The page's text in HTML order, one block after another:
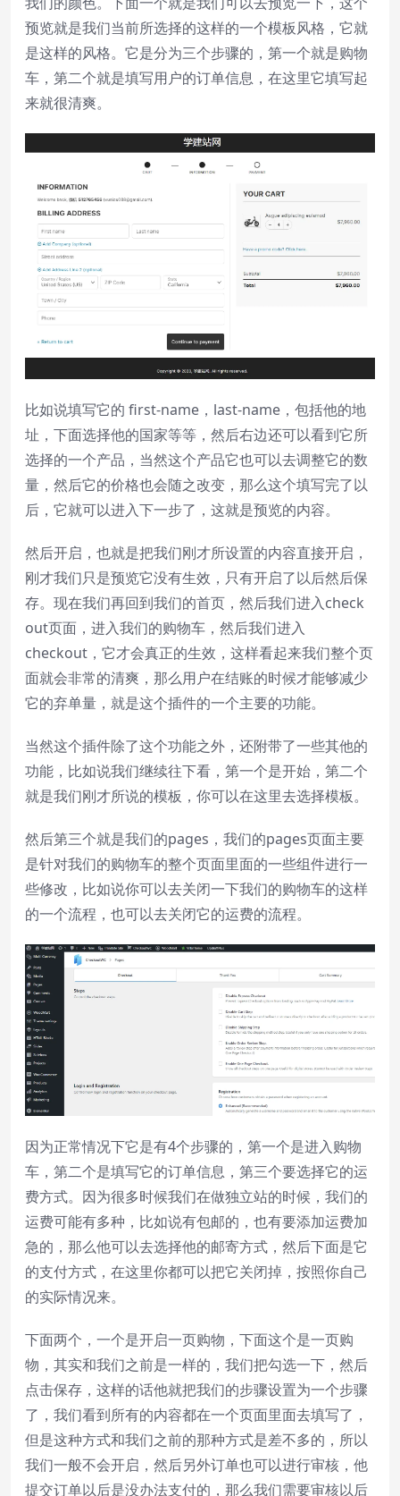
预览就是我们当前所选择的这样的一个模板风格，它就
是这样的风格。它是分为三个步骤的，第一个就是购物
车，第二个就是填写用户的订单信息，在这里它填写起
来就很清爽。
比如说填写它的 first-name，last-name，包括他的地
址，下面选择他的国家等等，然后右边还可以看到它所
选择的一个产品，当然这个产品它也可以去调整它的数
量，然后它的价格也会随之改变，那么这个填写完了以
后，它就可以进入下一步了，这就是预览的内容。
然后开启，也就是把我们刚才所设置的内容直接开启，
刚才我们只是预览它没有生效，只有开启了以后然后保
存。现在我们再回到我们的首页，然后我们进入check
out页面，进入我们的购物车，然后我们进入
checkout，它才会真正的生效，这样看起来我们整个页
面就会非常的清爽，那么用户在结账的时候才能够减少
它的弃单量，就是这个插件的一个主要的功能。
当然这个插件除了这个功能之外，还附带了一些其他的
功能，比如说我们继续往下看，第一个是开始，第二个
就是我们刚才所说的模板，你可以在这里去选择模板。
然后第三个就是我们的pages，我们的pages页面主要
是针对我们的购物车的整个页面里面的一些组件进行一
些修改，比如说你可以去关闭一下我们的购物车的这样
的一个流程，也可以去关闭它的运费的流程。
因为正常情况下它是有4个步骤的，第一个是进入购物
车，第二个是填写它的订单信息，第三个要选择它的运
费方式。因为很多时候我们在做独立站的时候，我们的
运费可能有多种，比如说有包邮的，也有要添加运费加
急的，那么他可以去选择他的邮寄方式，然后下面是它
的支付方式，在这里你都可以把它关闭掉，按照你自己
的实际情况来。
下面两个，一个是开启一页购物，下面这个是一页购
物，其实和我们之前是一样的，我们把勾选一下，然后
点击保存，这样的话他就把我们的步骤设置为一个步骤
了，我们看到所有的内容都在一个页面里面去填写了，
但是这种方式和我们之前的那种方式是差不多的，所以
我们一般不会开启，然后另外订单也可以进行审核，他
提交订单以后是没办法支付的，那么我们需要审核以后